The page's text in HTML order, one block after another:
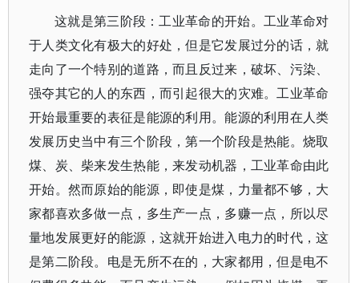
这就是第三阶段：工业革命的开始。工业革命对
于人类文化有极大的好处，但是它发展过分的话，就
走向了一个特别的道路，而且反过来，破坏、污染、
强夺其它的人的东西，而引起很大的灾难。工业革命
开始最重要的表征是能源的利用。能源的利用在人类
发展历史当中有三个阶段，第一个阶段是热能。烧取
煤、炭、柴来发生热能，来发动机器，工业革命由此
开始。然而原始的能源，即使是煤，力量都不够，大
家都喜欢多做一点，多生产一点，多赚一点，所以尽
量地发展更好的能源，这就开始进入电力的时代，这
是第二阶段。电是无所不在的，大家都用，但是电不